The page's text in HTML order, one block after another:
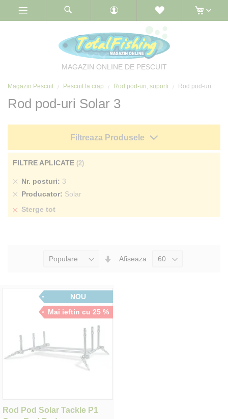
MAGAZIN ONLINE DE PESCUIT
Magazin Pescuit Pescuit la crap Rod pod-uri, suporti Rod pod-uri
Rod pod-uri Solar 3
Seteaza
Afiseaza
NOU
Mai ieftin cu 25 %
Rod Pod Solar Tackle P1
Filtreaza Produsele
FILTRE APLICATE
Nr. posturi 3
Sterge
produs
Producator Solar
Sterge
Sterge tot